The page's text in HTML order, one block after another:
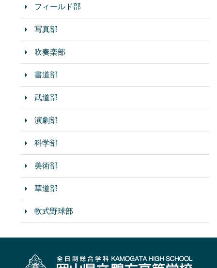
フィールド部
写真部
吹奏楽部
書道部
武道部
演劇部
科学部
美術部
華道部
軟式野球部